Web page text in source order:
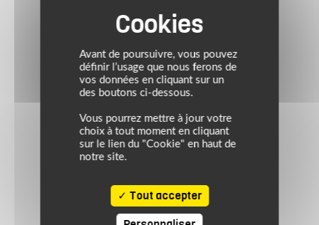
Avant de poursuivre, vous pouvez
définir l’usage que nous ferons de
vos données en cliquant sur un
des boutons ci-dessous.
Vous pourrez mettre à jour votre
choix à tout moment en cliquant
sur le lien du "Cookie" en haut de
notre site.
Tout accepter